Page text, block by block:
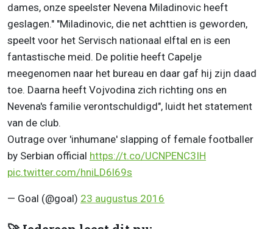
dames, onze speelster Nevena Miladinovic heeft
geslagen." "Miladinovic, die net achttien is geworden,
speelt voor het Servisch nationaal elftal en is een
fantastische meid. De politie heeft Capelje
meegenomen naar het bureau en daar gaf hij zijn daad
toe. Daarna heeft Vojvodina zich richting ons en
Nevena's familie verontschuldigd", luidt het statement
van de club.
Outrage over 'inhumane' slapping of female footballer
by Serbian official https://t.co/UCNPENC3IH
pic.twitter.com/hniLD6l69s
— Goal (@goal) 23 augustus 2016